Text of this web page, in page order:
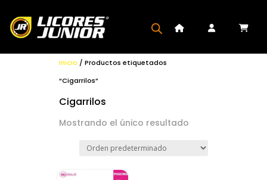
Inicio / Productos etiquetados
“Cigarrilos”
Cigarrilos
Mostrando el único resultado